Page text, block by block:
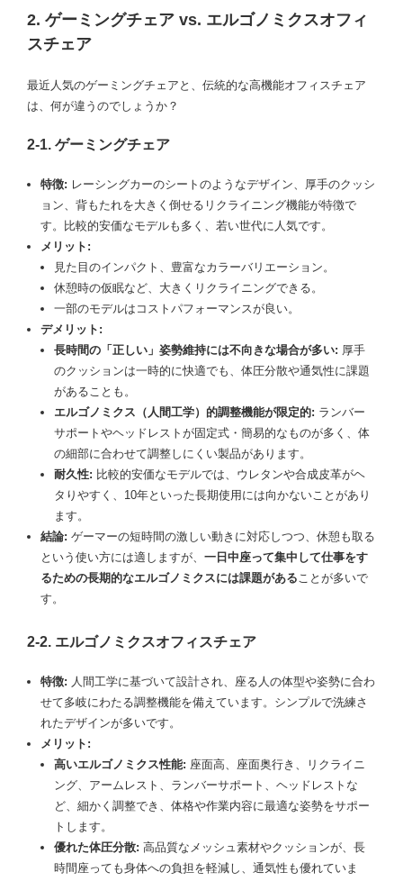
2. ゲーミングチェア vs. エルゴノミクスオフィ
スチェア
最近人気のゲーミングチェアと、伝統的な高機能オフィスチェア
は、何が違うのでしょうか？
2-1. ゲーミングチェア
特徴: レーシングカーのシートのようなデザイン、厚手のクッシ
ョン、背もたれを大きく倒せるリクライニング機能が特徴で
す。比較的安価なモデルも多く、若い世代に人気です。
メリット:
見た目のインパクト、豊富なカラーバリエーション。
休憩時の仮眠など、大きくリクライニングできる。
一部のモデルはコストパフォーマンスが良い。
デメリット:
長時間の「正しい」姿勢維持には不向きな場合が多い: 厚手
のクッションは一時的に快適でも、体圧分散や通気性に課題
があることも。
エルゴノミクス（人間工学）的調整機能が限定的: ランバー
サポートやヘッドレストが固定式・簡易的なものが多く、体
の細部に合わせて調整しにくい製品があります。
耐久性: 比較的安価なモデルでは、ウレタンや合成皮革がヘ
タりやすく、10年といった長期使用には向かないことがあり
ます。
結論: ゲーマーの短時間の激しい動きに対応しつつ、休憩も取る
という使い方には適しますが、 一日中座って集中して仕事をす
るための長期的なエルゴノミクスには課題があることが多いで
す。
2-2. エルゴノミクスオフィスチェア
特徴: 人間工学に基づいて設計され、座る人の体型や姿勢に合わ
せて多岐にわたる調整機能を備えています。シンプルで洗練さ
れたデザインが多いです。
メリット:
高いエルゴノミクス性能: 座面高、座面奥行き、リクライニ
ング、アームレスト、ランバーサポート、ヘッドレストな
ど、細かく調整でき、体格や作業内容に最適な姿勢をサポー
トします。
優れた体圧分散: 高品質なメッシュ素材やクッションが、長
時間座っても身体への負担を軽減し、通気性も優れていま